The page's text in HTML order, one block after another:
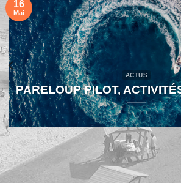
ACTUS
PARELOUP PILOT,
16
Mai